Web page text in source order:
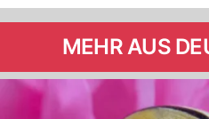
MEHR AUS